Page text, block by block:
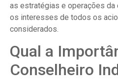
as estratégias e operações da
os interesses de todos os
considerados.
Qual a
Conselheiro